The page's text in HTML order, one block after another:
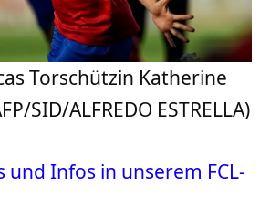
Torschützin Katherine
SID/ALFREDO ESTRELLA)
und Infos in unserem FCL-